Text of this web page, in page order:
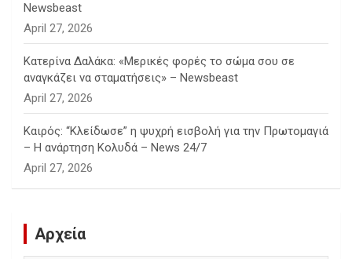
Newsbeast
April 27, 2026
Κατερίνα Δαλάκα: «Μερικές φορές το σώμα σου σε
αναγκάζει να σταματήσεις» – Newsbeast
April 27, 2026
Καιρός: “Κλείδωσε” η ψυχρή εισβολή για την Πρωτομαγιά
– Η ανάρτηση Κολυδά – News 24/7
April 27, 2026
Αρχεία